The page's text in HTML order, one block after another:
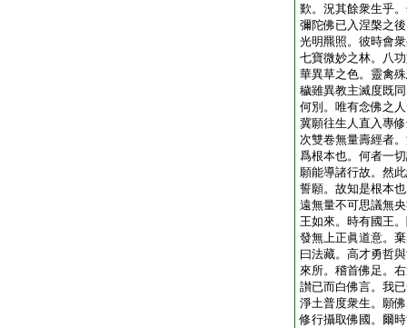
歎。況其餘衆生乎
彌陀佛已入涅槃之
光明羆照。彼時會
七寶微妙之林。八
華異草之色。靈禽
穢雖異教主滅度既
何別。唯有念佛之
冀願往生人直入專
次雙卷無量壽經者
爲根本也。何者一
願能導諸行故。然
誓願。故知是根本
遠無量不可思議無
王如來。時有國王
發無上正眞道意。
曰法藏。高才勇哲
來所。稽首佛足。
讃已而白佛言。我
淨土普度衆生。願
修行攝取佛國。爾